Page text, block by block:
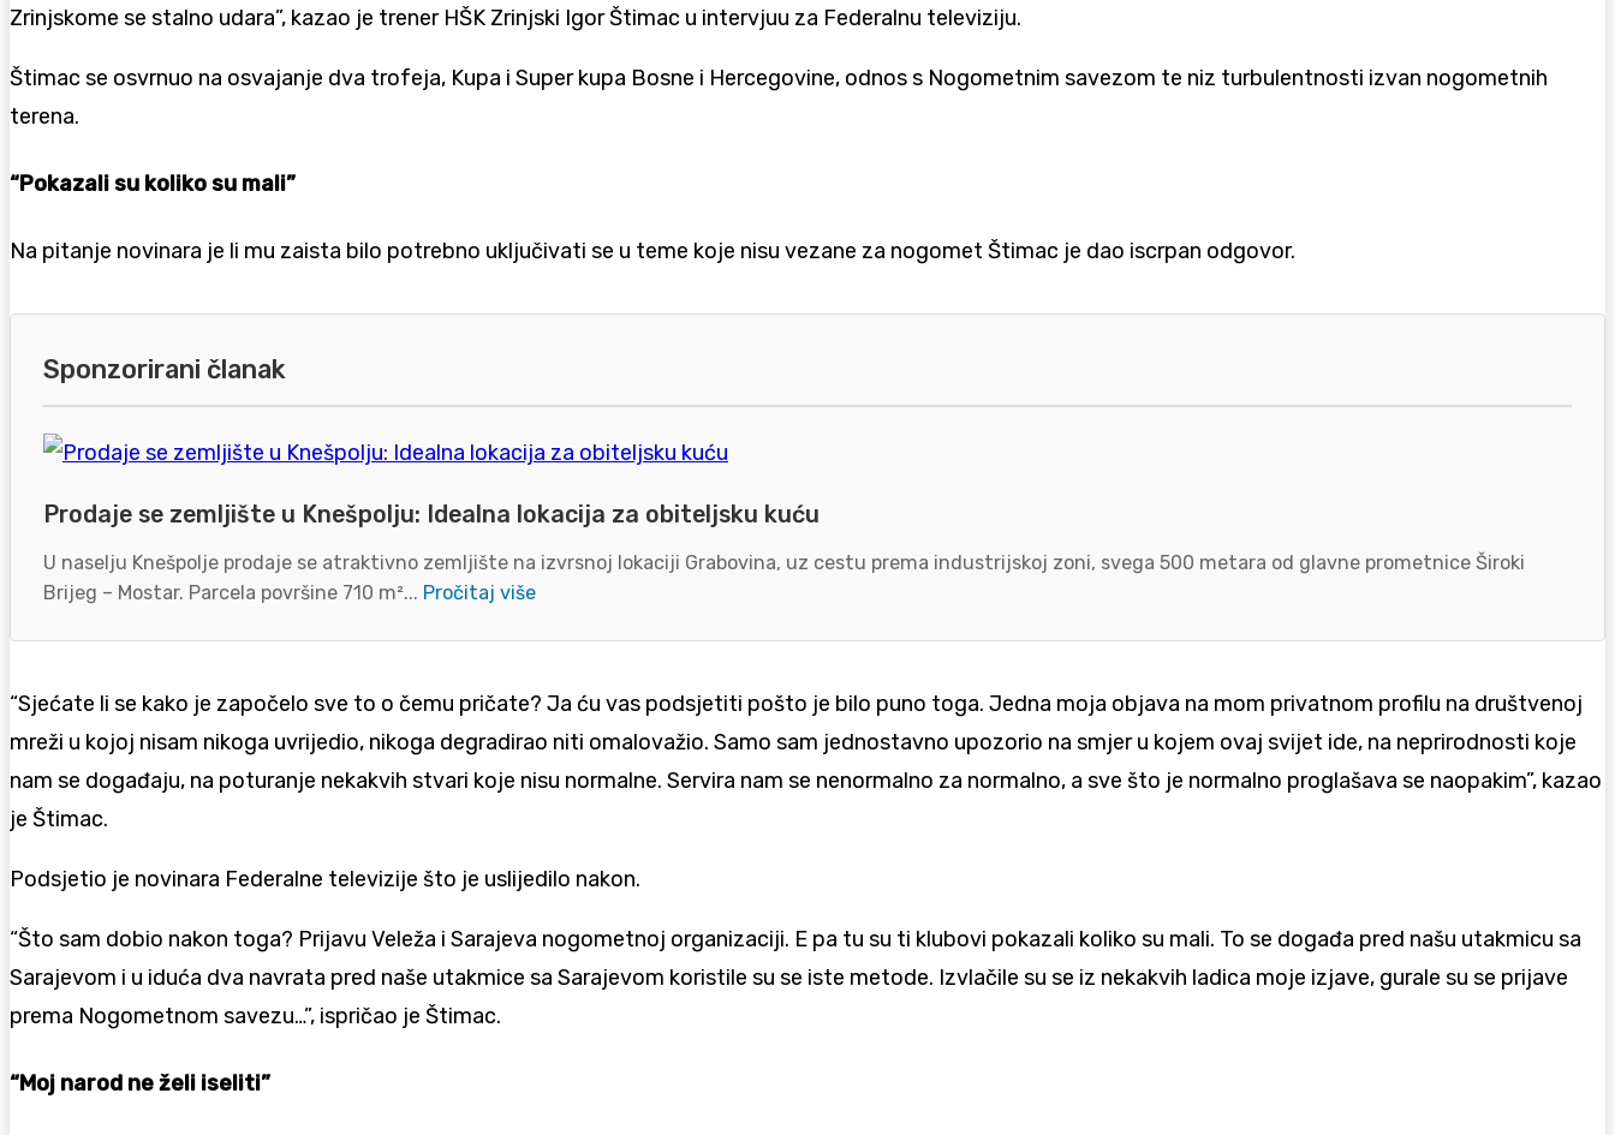
Zrinjskome se stalno udara”, kazao je trener HŠK Zrinjski Igor Štimac u intervjuu za Federalnu televiziju.
Štimac se osvrnuo na osvajanje dva trofeja, Kupa i Super kupa Bosne i Hercegovine, odnos s Nogometnim savezom te niz turbulentnosti izvan nogometnih
terena.
“Pokazali su koliko su mali”
Na pitanje novinara je li mu zaista bilo potrebno uključivati se u teme koje nisu vezane za nogomet Štimac je dao iscrpan odgovor.
Sponzorirani članak
Prodaje se zemljište u Knešpolju: Idealna lokacija za obiteljsku kuću
U naselju Knešpolje prodaje se atraktivno zemljište na izvrsnoj lokaciji Grabovina, uz cestu prema industrijskoj zoni, svega 500 metara od glavne prometnice Široki
Brijeg – Mostar. Parcela površine 710 m²... Pročitaj više
“Sjećate li se kako je započelo sve to o čemu pričate? Ja ću vas podsjetiti pošto je bilo puno toga. Jedna moja objava na mom privatnom profilu na društvenoj
mreži u kojoj nisam nikoga uvrijedio, nikoga degradirao niti omalovažio. Samo sam jednostavno upozorio na smjer u kojem ovaj svijet ide, na neprirodnosti koje
nam se događaju, na poturanje nekakvih stvari koje nisu normalne. Servira nam se nenormalno za normalno, a sve što je normalno proglašava se naopakim”, kazao
je Štimac.
Podsjetio je novinara Federalne televizije što je uslijedilo nakon.
“Što sam dobio nakon toga? Prijavu Veleža i Sarajeva nogometnoj organizaciji. E pa tu su ti klubovi pokazali koliko su mali. To se događa pred našu utakmicu sa
Sarajevom i u iduća dva navrata pred naše utakmice sa Sarajevom koristile su se iste metode. Izvlačile su se iz nekakvih ladica moje izjave, gurale su se prijave
prema Nogometnom savezu…”, ispričao je Štimac.
“Moj narod ne želi iseliti”